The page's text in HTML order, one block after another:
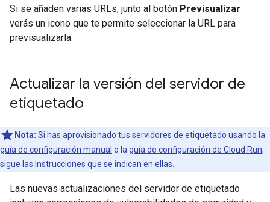
Si se añaden varias URLs, junto al botón Previsualizar
verás un icono que te permite seleccionar la URL para
previsualizarla.
Actualizar la versión del servidor de
etiquetado
Nota: Si has aprovisionado tus servidores de etiquetado usando la
guía de configuración manual o laguía de configuración de Cloud Run,
sigue las instrucciones que se indican en ellas.
Las nuevas actualizaciones del servidor de etiquetado